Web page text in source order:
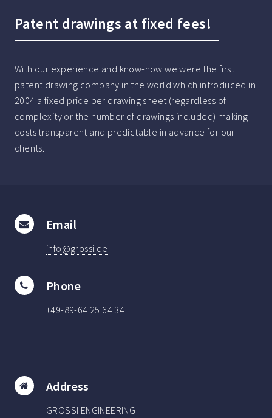
Patent drawings at fixed fees!
With our experience and know-how we were the first
patent drawing company in the world which introduced in
2004 a fixed price per drawing sheet (regardless of
complexity or the number of drawings included) making
costs transparent and predictable in advance for our
clients.
Email
info@grossi.de
Phone
+49-89-64 25 64 34
Address
GROSSI ENGINEERING